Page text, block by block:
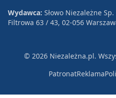
Wydawca: Słowo Niezależne Sp.
Filtrowa 63 / 43, 02-056
© 2026 Niezależna.pl.
PatronatReklama